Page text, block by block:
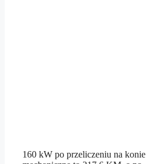
160 kW po przeliczeniu na konie